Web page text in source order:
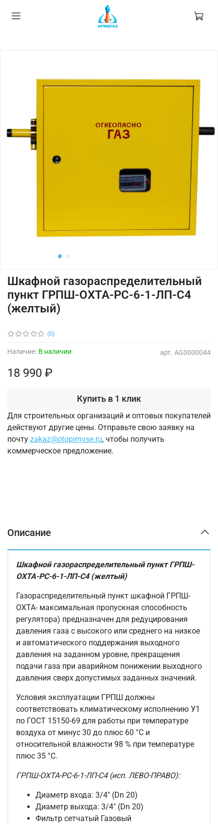
(0)
арт. AG0000044
Наличие: В наличии
Шкафной газораспределительный
пункт ГРПШ-ОХТА-РС-6-1-ЛП-С4
(желтый)
18 990 ₽
Купить в 1 клик
Для строительных организаций и оптовых покупателей
действуют другие цены. Отправьте свою заявку на
почту zakaz@otopimvse.ru, чтобы получить
коммерческое предложение.
Описание
Шкафной газораспределительный пункт ГРПШ-
ОХТА-РС-6-1-ЛП-С4 (желтый)
Газораспределительный пункт шкафной ГРПШ-
ОХТА- максимальная пропускная способность
регулятора) предназначен для редуцирования
давления газа с высокого или среднего на низкое
и автоматического поддержания выходного
давления на заданном уровне, прекращения
подачи газа при аварийном понижении выходного
давления сверх допустимых заданных значений.
Условия эксплуатации ГРПШ должны
соответствовать климатическому исполнению У1
по ГОСТ 15150-69 для работы при температуре
воздуха от минус 30 до плюс 60 °С и
относительной влажности 98 % при температуре
плюс 35 °С.
ГРПШ-ОХТА-РС-6-1-ЛП-С4 (исп. ЛЕВО-ПРАВО):
Диаметр входа: 3/4" (Dn 20)
Диаметр выхода: 3/4" (Dn 20)
Фильтр сетчатый Газовый